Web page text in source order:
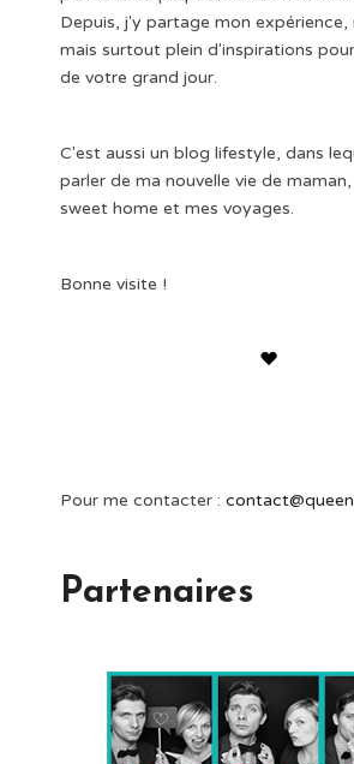
Depuis, j'y partage mon expérience,
mais surtout plein d'inspirations
de votre grand jour.
C'est aussi un blog lifestyle, dans
parler de ma nouvelle vie de
sweet home et mes voyages.
Bonne visite !
Pour me contacter :
Partenaires